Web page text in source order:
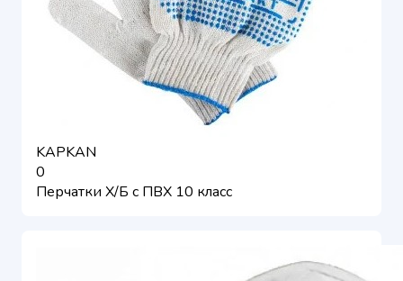
KAPKAN
0
Перчатки Х/Б с ПВХ 10 класс